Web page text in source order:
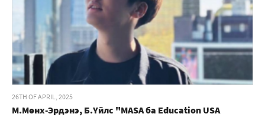
26TH OF APRIL, 2025
М.Мөнх-Эрдэнэ, Б.Үйлс "MASA ба Education USA